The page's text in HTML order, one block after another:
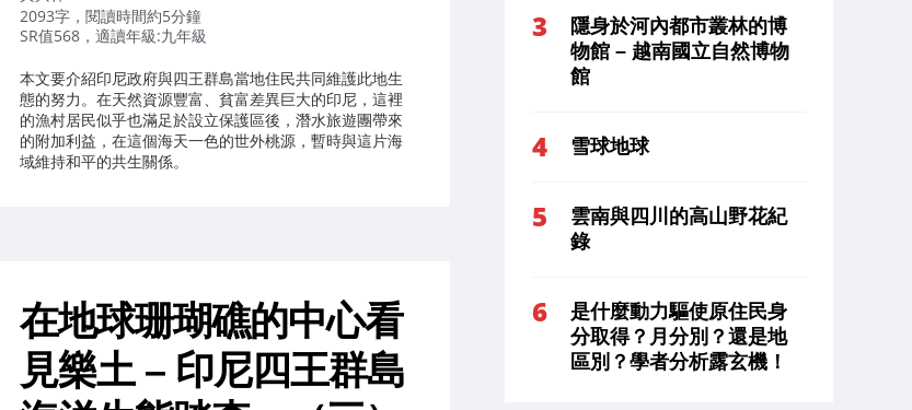
者：
2093字，閱讀時間約5分鐘
SR值568，適讀年級:九年級
本文要介紹印尼政府與四王群島當地住民共同維護此地生
態的努力。在天然資源豐富、貧富差異巨大的印尼，這裡
的漁村居民似乎也滿足於設立保護區後，潛水旅遊團帶來
的附加利益，在這個海天一色的世外桃源，暫時與這片海
域維持和平的共生關係。
在地球珊瑚礁的中心看
見樂土 – 印尼四王群島
隱身於河內都市叢林的博
物館 – 越南國立自然博物
館
雪球地球
雲南與四川的高山野花紀
錄
是什麼動力驅使原住民身
分取得？月分別？還是地
區別？學者分析露玄機！